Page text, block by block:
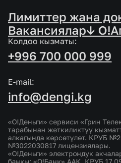
Лимиттер жана
Вакансиялар↓
Колдоо кызматы:
+996 700 000 999
E-mail:
info@dengi.kg
«О!Деньги» сервиси «Грин
тарабынан жеткиликтүү
алкагында көрсөтүлөт. КРУБ
№3022030817 лицензиялары.
«О!Деньги» электрондук